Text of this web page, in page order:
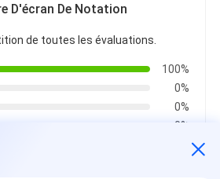
D'écran De Notation
de toutes les évaluations.
100%
0%
0%
0%